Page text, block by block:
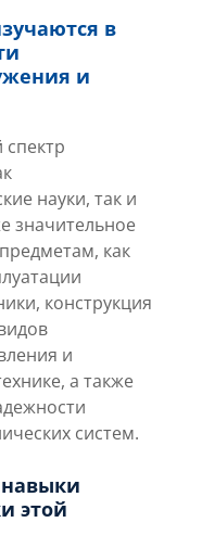
в
и
науки, так и
значительное
как
конструкция
и
а также
систем.
этой